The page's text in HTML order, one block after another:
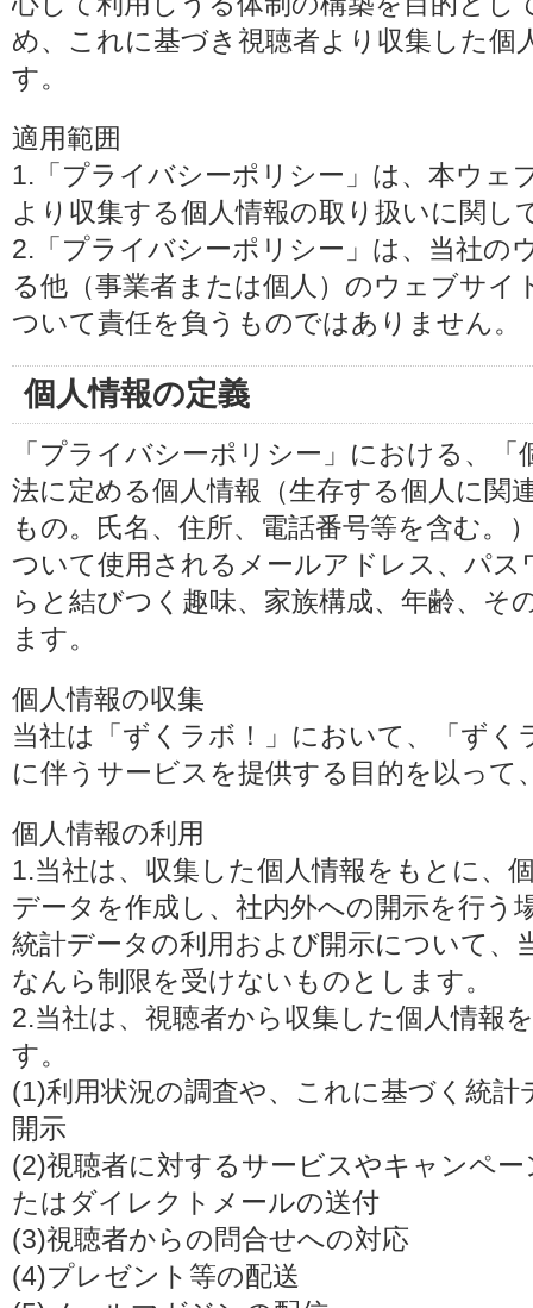
め、これに基づき視聴者より収集した個
す。
適用範囲
1.「プライバシーポリシー」は、本ウェ
より収集する個人情報の取り扱いに関し
2.「プライバシーポリシー」は、当社の
る他（事業者または個人）のウェブサイ
ついて責任を負うものではありません。
個人情報の定義
「プライバシーポリシー」における、
法に定める個人情報（生存する個人に関
もの。氏名、住所、電話番号等を含む。
ついて使用されるメールアドレス、パ
らと結びつく趣味、家族構成、年齢、そ
ます。
個人情報の収集
当社は「ずくラボ！」において、「ず
に伴うサービスを提供する目的を以って
個人情報の利用
1.当社は、収集した個人情報をもとに、
データを作成し、社内外への開示を行う
統計データの利用および開示について、
なんら制限を受けないものとします。
2.当社は、視聴者から収集した個人情報
す。
(1)利用状況の調査や、これに基づく統
開示
(2)視聴者に対するサービスやキャンペ
たはダイレクトメールの送付
(3)視聴者からの問合せへの対応
(4)プレゼント等の配送